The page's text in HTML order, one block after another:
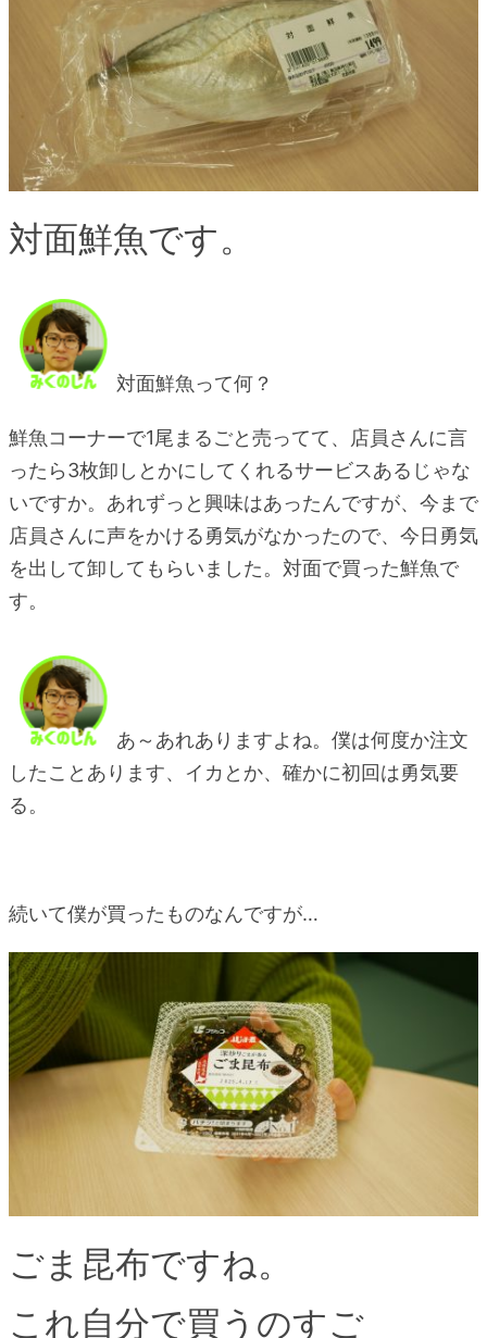
対面鮮魚です。
対面鮮魚って何？
鮮魚コーナーで1尾まるごと売ってて、店員さんに言
ったら3枚卸しとかにしてくれるサービスあるじゃな
いですか。あれずっと興味はあったんですが、今まで
店員さんに声をかける勇気がなかったので、今日勇気
を出して卸してもらいました。対面で買った鮮魚で
す。
あ～あれありますよね。僕は何度か注文
したことあります、イカとか、確かに初回は勇気要
る。
続いて僕が買ったものなんですが…
ごま昆布ですね。
これ自分で買うのすご